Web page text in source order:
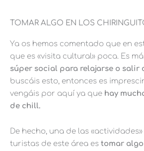
TOMAR ALGO EN LOS
Ya os hemos comentado que en
que es «visita cultural» poca. Es
súper social para relajarse o salir
buscáis esto, entonces es
vengáis por aquí ya que hay
de chill.
De hecho, una de las
turistas de este área es tomar